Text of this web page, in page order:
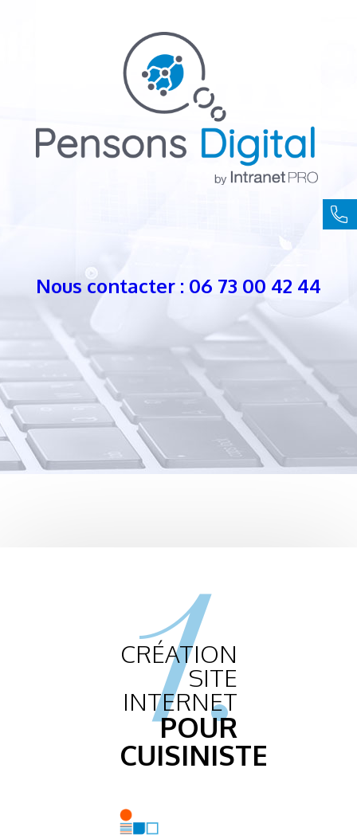
Nous contacter : 06 73 00 42 44
1.
CRÉATION
SITE
INTERNET
POUR
CUISINISTE